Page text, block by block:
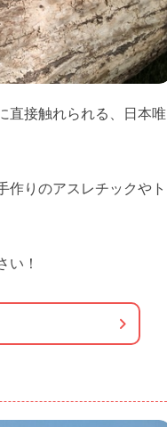
直接触れられる、日本唯
作りのアスレチックやト
い！